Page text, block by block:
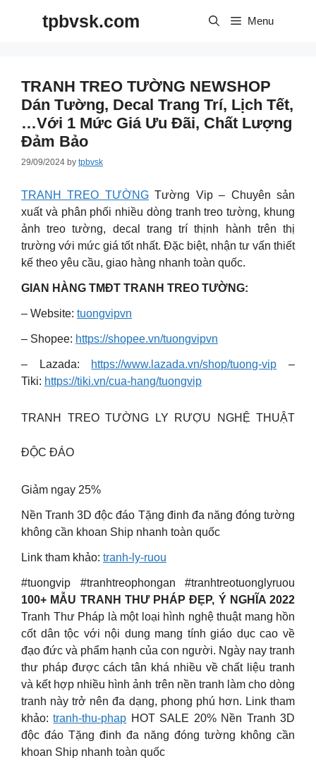
tpbvsk.com Menu
TRANH TREO TƯỜNG NEWSHOP
Dán Tường, Decal Trang Trí, Lịch Tết,
…với 1 Mức Giá Ưu Đãi, Chất Lượng
Đảm Bảo
29/09/2024 by tpbvsk
TRANH TREO TƯỜNGTường Vip – Chuyên sản
xuất và phân phối nhiều dòng tranh treo tường, khung
ảnh treo tường, decal trang trí thịnh hành trên thị
trường với mức giá tốt nhất. Đặc biệt, nhận tư vấn thiết
kế theo yêu cầu, giao hàng nhanh toàn quốc.
GIAN HÀNG TMĐT TRANH TREO TƯỜNG:
– Website: tuongvipvn
– Shopee: https://shopee.vn/tuongvipvn
– Lazada: https://www.lazada.vn/shop/tuong-vip –
Tiki: https://tiki.vn/cua-hang/tuongvip
TRANH TREO TƯỜNG LY RƯỢU NGHỆ THUẬT
ĐỘC ĐÁO
Giảm ngay 25%
Nền Tranh 3D độc đáo Tặng đinh đa năng đóng tường
không cần khoan Ship nhanh toàn quốc
Link tham khảo: tranh-ly-ruou
#tuongvip #tranhtreophongan #tranhtreotuonglyruou
100+ MẪU TRANH THƯ PHÁP ĐẸP, Ý NGHĨA 2022
Tranh Thư Pháp là một loại hình nghệ thuật mang hồn
cốt dân tộc với nội dung mang tính giáo dục cao về
đạo đức và phẩm hạnh của con người. Ngày nay tranh
thư pháp được cách tân khá nhiều về chất liệu tranh
và kết hợp nhiều hình ảnh trên nền tranh làm cho dòng
tranh này trở nên đa dạng, phong phú hơn. Link tham
khảo:tranh-thu-phap HOT SALE 20% Nền Tranh 3D
độc đáo Tặng đinh đa năng đóng tường không cần
khoan Ship nhanh toàn quốc